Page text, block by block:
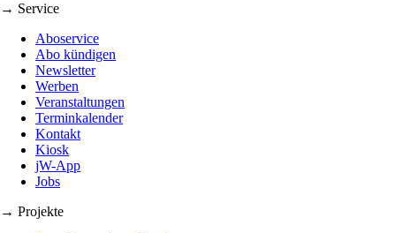
→ Service
Aboservice
Abo kündigen
Newsletter
Werben
Veranstaltungen
Terminkalender
Kontakt
Kiosk
jW-App
Jobs
→ Projekte